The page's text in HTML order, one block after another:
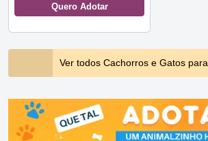
Quero Adotar
Ver todos Cachorros e Gatos para